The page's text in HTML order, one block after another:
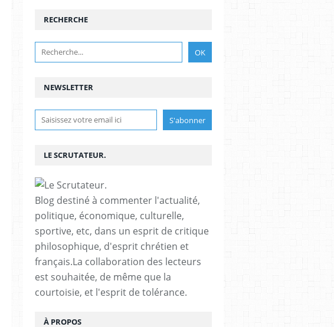
NEWSLETTER
RECHERCHE
LE SCRUTATEUR.
Blog destiné à commenter l'actualité,
politique, économique, culturelle,
sportive, etc, dans un esprit de critique
philosophique, d'esprit chrétien et
français.La collaboration des lecteurs
est souhaitée, de même que la
courtoisie, et l'esprit de tolérance.
À PROPOS